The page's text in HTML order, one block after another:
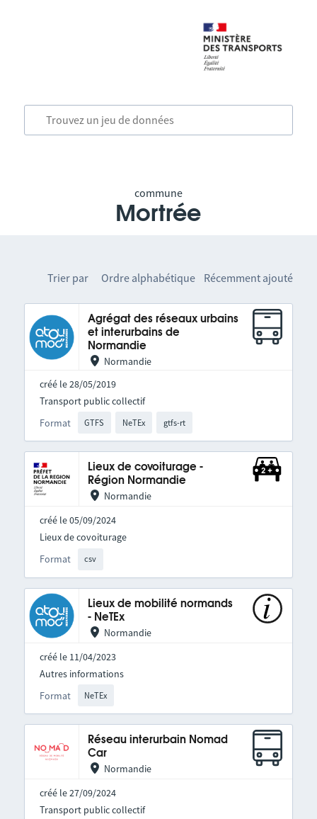
commune
Mortrée
Trier par Ordre alphabétique Récemment ajouté
Agrégat des réseaux urbains
et interurbains de
Normandie
Normandie
créé le 28/05/2019
Format GTFS NeTEx gtfs-rt
Transport public collectif
Lieux de covoiturage -
Région Normandie
Normandie
créé le 05/09/2024
Format csv
Lieux de covoiturage
Lieux de mobilité normands
- NeTEx
Normandie
créé le 11/04/2023
Format NeTEx
Autres informations
Réseau interurbain Nomad
Car
Normandie
créé le 27/09/2024
Transport public collectif